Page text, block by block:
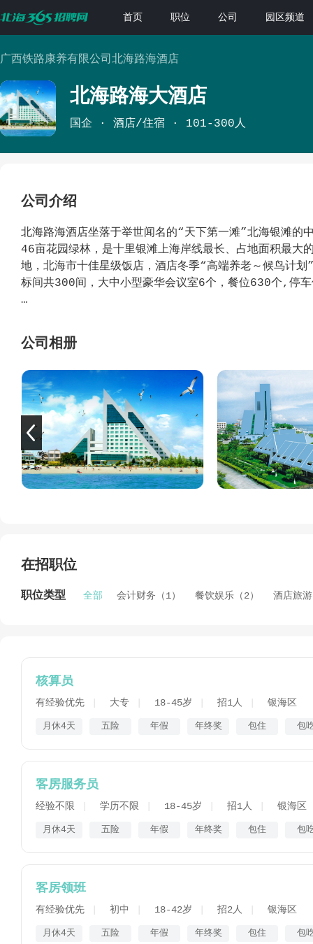
首页 职位 公司 园区频道
广西铁路康养有限公司北海路海酒店
北海路海大酒店
国企 酒店/住宿 101-300人
公司介绍
北海路海酒店坐落于举世闻名的“天下第一滩”北海银滩的
46亩花园绿林，是十里银滩上海岸线最长、占地面积最大
地，北海市十佳星级饭店，酒店冬季“高端养老～候鸟计
标间共300间，大中小型豪华会议室6个，餐位630个,停
周边有海洋之窗、金海湾红树林、冠头岭、银滩公园等景
抵达，疗养度假十分便利。
漫步在酒店的银白沙滩上，蓝蓝的天空，徐徐的海风，在
觉……
公司相册
在招职位
职位类型 全部 会计财务（1） 餐饮娱乐（2） 酒店旅
核算员
有经验优先 大专 18-45岁 招1人 银海区
月休4天 五险 年假 年终奖 包住 包
客房服务员
经验不限 学历不限 18-45岁 招1人 银海区
月休4天 五险 年假 年终奖 包住 包
客房领班
有经验优先 初中 18-42岁 招2人 银海区
月休4天 五险 年假 年终奖 包住 包